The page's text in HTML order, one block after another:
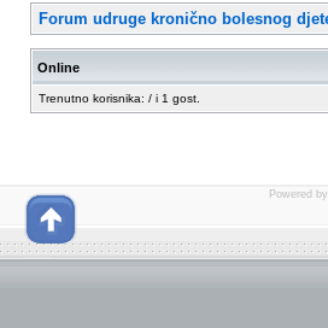
Forum udruge kronično bolesnog
Online
Trenutno korisnika: / i 1 gost.
Powered by